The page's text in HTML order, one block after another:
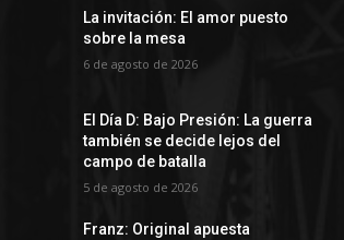
La invitación: El amor puesto
sobre la mesa
6 de agosto de 2026
El Día D: Bajo Presión: La guerra
también se decide lejos del
campo de batalla
5 de agosto de 2026
Franz: Original apuesta